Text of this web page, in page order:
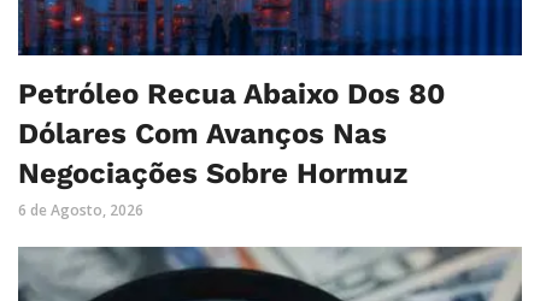
Petróleo Recua Abaixo Dos 80
Dólares Com Avanços Nas
Negociações Sobre Hormuz
6 de Agosto, 2026